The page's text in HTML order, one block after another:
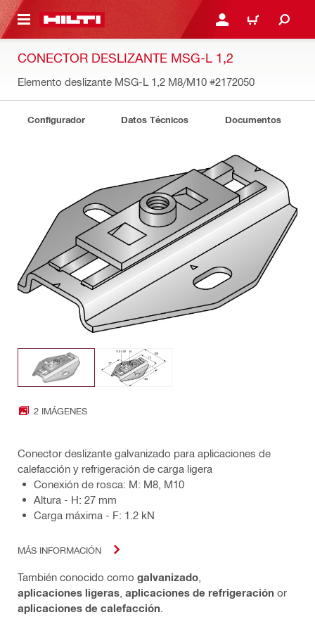
PRINCIPAL INICIE SESIÓN O
CARRITO
CONECTOR DESLIZANTE MSG-L 1,2
Elemento deslizante MSG-L 1,2 M8/M10 #2172050
Configurador Datos Técnicos Documentos
2 IMÁGENES
Conector deslizante galvanizado para aplicaciones de
calefacción y refrigeración de carga ligera
Conexión de rosca: M: M8, M10
Altura - H: 27 mm
Carga máxima - F: 1.2 kN
MÁS INFORMACIÓN
También conocido como galvanizado
aplicaciones ligeras aplicaciones de refrigeración or
aplicaciones de calefacción